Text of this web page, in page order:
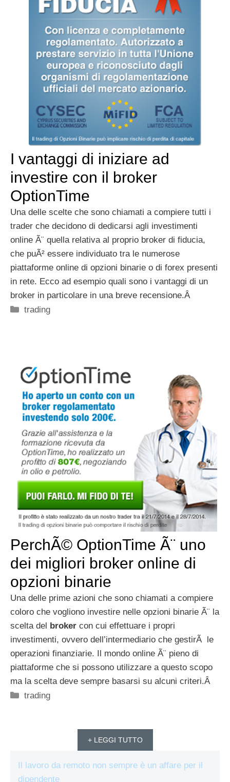
I vantaggi di iniziare ad
investire con il broker
OptionTime
Una delle scelte che sono chiamati a compiere tutti i
trader che decidono di dedicarsi agli investimenti
online Ã¨ quella relativa al proprio broker di fiducia,
che puÃ² essere individuato tra le numerose
piattaforme online di opzioni binarie o di forex presenti
in rete. Ecco ad esempio quali sono i vantaggi di un
broker in particolare in una breve recensione.Â
Categorie
trading
PerchÃ© OptionTime Ã¨ uno
dei migliori broker online di
opzioni binarie
Una delle prime azioni che sono chiamati a compiere
coloro che vogliono investire nelle opzioni binarie Ã¨ la
scelta del
broker con cui effettuare i propri
investimenti, ovvero dell’intermediario che gestirÃ le
operazioni finanziarie. Il mondo online Ã¨ pieno di
piattaforme che si possono utilizzare a questo scopo
ma la scelta deve sempre basarsi su alcuni criteri.Â
Categorie
trading
+ LEGGI TUTTO
Il lavoro da remoto non sempre è un affare per il
dipendente